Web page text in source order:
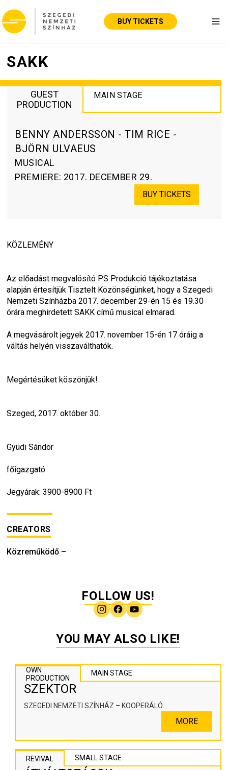
BUY TICKETS
SAKK
GUEST
PRODUCTION
MAIN STAGE
BENNY ANDERSSON - TIM RICE -
BJÖRN ULVAEUS
MUSICAL
PREMIERE: 2017. DECEMBER 29.
BUY TICKETS
KÖZLEMÉNY
Az előadást megvalósító PS Produkció tájékoztatása
alapján értesítjük Tisztelt Közönségünket, hogy a Szegedi
Nemzeti Színházba 2017. december 29-én 15 és 19.30
órára meghirdetett SAKK című musical elmarad.
A megvásárolt jegyek 2017. november 15-én 17 óráig a
váltás helyén visszaválthatók.
Megértésüket köszönjük!
Szeged, 2017. október 30.
Gyüdi Sándor
főigazgató
Jegyárak: 3900-8900 Ft
CREATORS
Közreműködő –
FOLLOW US!
YOU MAY ALSO LIKE!
OWN
PRODUCTION
MAIN STAGE
SZEKTOR
SZEGEDI NEMZETI SZÍNHÁZ – KOOPERÁLÓ
MORE
REVIVAL SMALL STAGE